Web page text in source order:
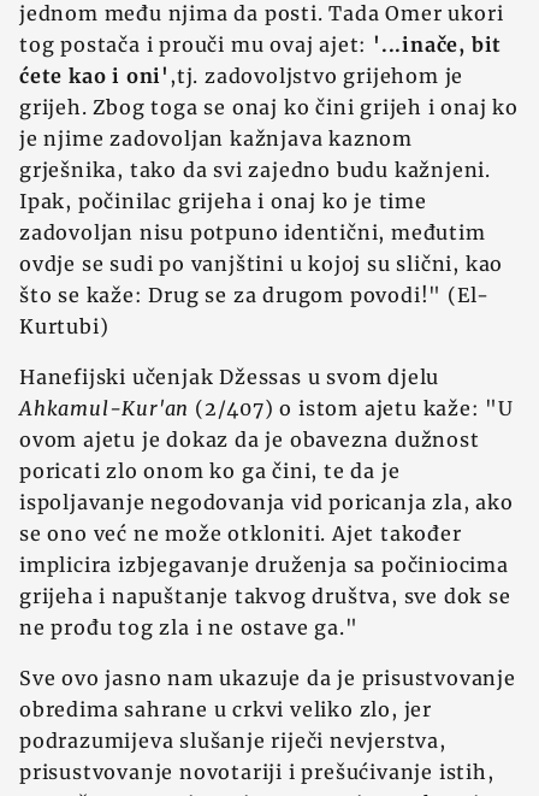
jednom među njima da posti. Tada Omer ukori
tog postača i prouči mu ovaj ajet: '...inače, bit
ćete kao i oni' ,tj. zadovoljstvo grijehom je
grijeh. Zbog toga se onaj ko čini grijeh i onaj ko
je njime zadovoljan kažnjava kaznom
grješnika, tako da svi zajedno budu kažnjeni.
Ipak, počinilac grijeha i onaj ko je time
zadovoljan nisu potpuno identični, međutim
ovdje se sudi po vanjštini u kojoj su slični, kao
što se kaže: Drug se za drugom povodi!" (El-
Kurtubi)
Hanefijski učenjak Džessas u svom djelu
Ahkamul-Kur'an (2/407) o istom ajetu kaže: "U
ovom ajetu je dokaz da je obavezna dužnost
poricati zlo onom ko ga čini, te da je
ispoljavanje negodovanja vid poricanja zla, ako
se ono već ne može otkloniti. Ajet također
implicira izbjegavanje druženja sa počiniocima
grijeha i napuštanje takvog društva, sve dok se
ne prođu tog zla i ne ostave ga."
Sve ovo jasno nam ukazuje da je prisustvovanje
obredima sahrane u crkvi veliko zlo, jer
podrazumijeva slušanje riječi nevjerstva,
prisustvovanje novotariji i prešućivanje istih,